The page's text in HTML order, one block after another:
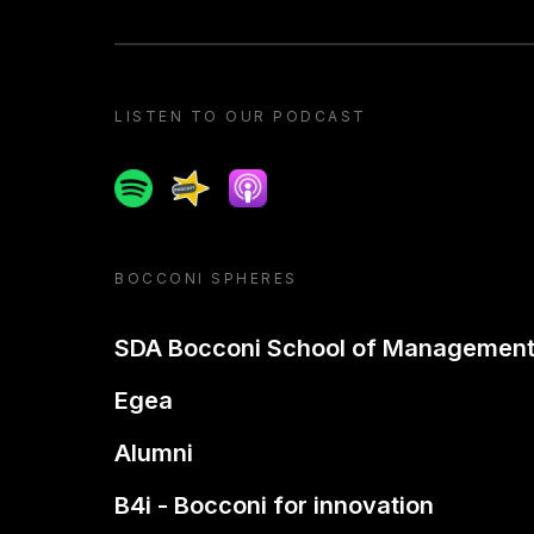
LISTEN TO OUR PODCAST
SpotifySpreakerApple podcast
BOCCONI SPHERES
SDA Bocconi School of Management
Egea
Alumni
B4i - Bocconi for innovation